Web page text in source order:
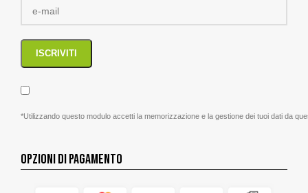
*Utilizzando questo modulo accetti la memorizzazione e la gestione dei tuoi dati da
OPZIONI DI PAGAMENTO